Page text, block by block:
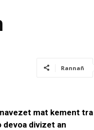
Rannañ
mat kement tra
devoa divizet an